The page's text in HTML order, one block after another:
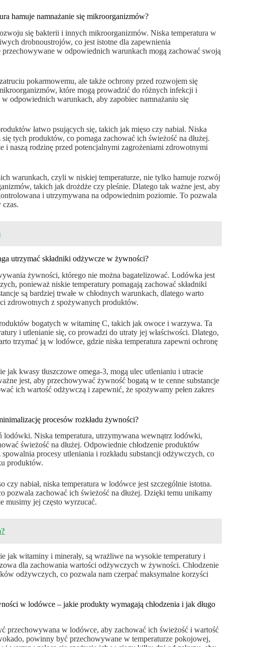
hamuje namnażanie się mikroorganizmów?
się bakterii i innych mikroorganizmów. Niska temperatura w
drobnoustrojów, co jest istotne dla zapewnienia
w odpowiednich warunkach mogą zachować swoją
pokarmowemu, ale także ochrony przed rozwojem się
które mogą prowadzić do różnych infekcji i
odpowiednich warunkach, aby zapobiec namnażaniu się
łatwo psujących się, takich jak mięso czy nabiał. Niska
tych produktów, co pomaga zachować ich świeżość na dłużej.
naszą rodzinę przed potencjalnymi zagrożeniami zdrowotnymi
warunkach, czyli w niskiej temperaturze, nie tylko hamuje rozwój
takich jak drożdże czy pleśnie. Dlatego tak ważne jest, aby
i utrzymywana na odpowiednim poziomie. To pozwala
czas.
utrzymać składniki odżywcze w żywności?
żywności, którego nie można bagatelizować. Lodówka jest
ponieważ niskie temperatury pomagają zachować składniki
są bardziej trwałe w chłodnych warunkach, dlatego warto
zdrowotnych z spożywanych produktów.
bogatych w witaminę C, takich jak owoce i warzywa. Ta
i utlenianie się, co prowadzi do utraty jej właściwości. Dlatego,
trzymać ją w lodówce, gdzie niska temperatura zapewni ochronę
jak kwasy tłuszczowe omega-3, mogą ulec utlenianiu i utracie
jest, aby przechowywać żywność bogatą w te cenne substancje
ich wartość odżywczą i zapewnić, że spożywamy pełen zakres
procesów rozkładu żywności?
lodówki. Niska temperatura, utrzymywana wewnątrz lodówki,
świeżość na dłużej. Odpowiednie chłodzenie produktów
procesy utleniania i rozkładu substancji odżywczych, co
produktów.
nabiał, niska temperatura w lodówce jest szczególnie istotna.
pozwala zachować ich świeżość na dłużej. Dzięki temu unikamy
musimy jej często wyrzucać.
jak witaminy i minerały, są wrażliwe na wysokie temperatury i
dla zachowania wartości odżywczych w żywności. Chłodzenie
odżywczych, co pozwala nam czerpać maksymalne korzyści
w lodówce – jakie produkty wymagają chłodzenia i jak długo
w lodówce, aby zachować ich świeżość i wartość
powinny być przechowywane w temperaturze pokojowej,